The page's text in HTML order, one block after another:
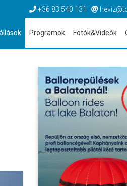
+36 83 540 131
Programok Fotók&Videók